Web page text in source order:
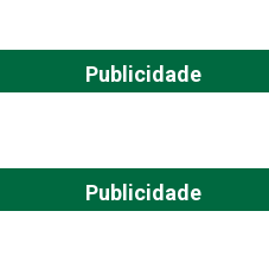
Publicidade
Publicidade